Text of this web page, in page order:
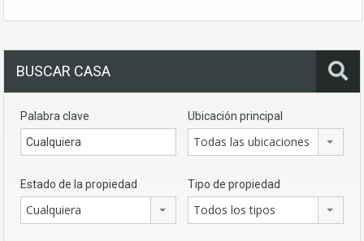
BUSCAR CASA
Palabra clave Ubicación principal
Todas las ubicaciones
Estado de la propiedad
Cualquiera
Tipo de propiedad
Todos los tipos